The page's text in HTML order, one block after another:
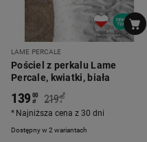
LAME PERCALE
Pościel z perkalu Lame
Percale, kwiatki, biała
Dostępny w 2 wariantach
139 00
zł 219 00
zł
*
Najniższa cena z 30 dni